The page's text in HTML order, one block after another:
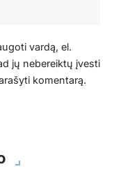
vardą, el.
jų nebereiktų įvesti
komentarą.